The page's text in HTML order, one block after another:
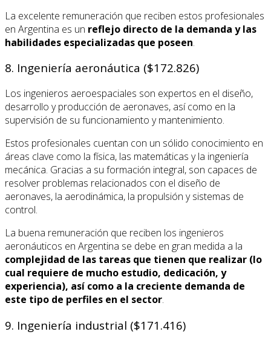
La excelente remuneración que reciben estos profesionales
en Argentina es un reflejo directo de la demanda y las
habilidades especializadas que poseen.
8. Ingeniería aeronáutica ($172.826)
Los ingenieros aeroespaciales son expertos en el diseño,
desarrollo y producción de aeronaves, así como en la
supervisión de su funcionamiento y mantenimiento.
Estos profesionales cuentan con un sólido conocimiento en
áreas clave como la física, las matemáticas y la ingeniería
mecánica. Gracias a su formación integral, son capaces de
resolver problemas relacionados con el diseño de
aeronaves, la aerodinámica, la propulsión y sistemas de
control.
La buena remuneración que reciben los ingenieros
aeronáuticos en Argentina se debe en gran medida a la
complejidad de las tareas que tienen que realizar (lo
cual requiere de mucho estudio, dedicación, y
experiencia), así como a la creciente demanda de
este tipo de perfiles en el sector.
9. Ingeniería industrial ($171.416)